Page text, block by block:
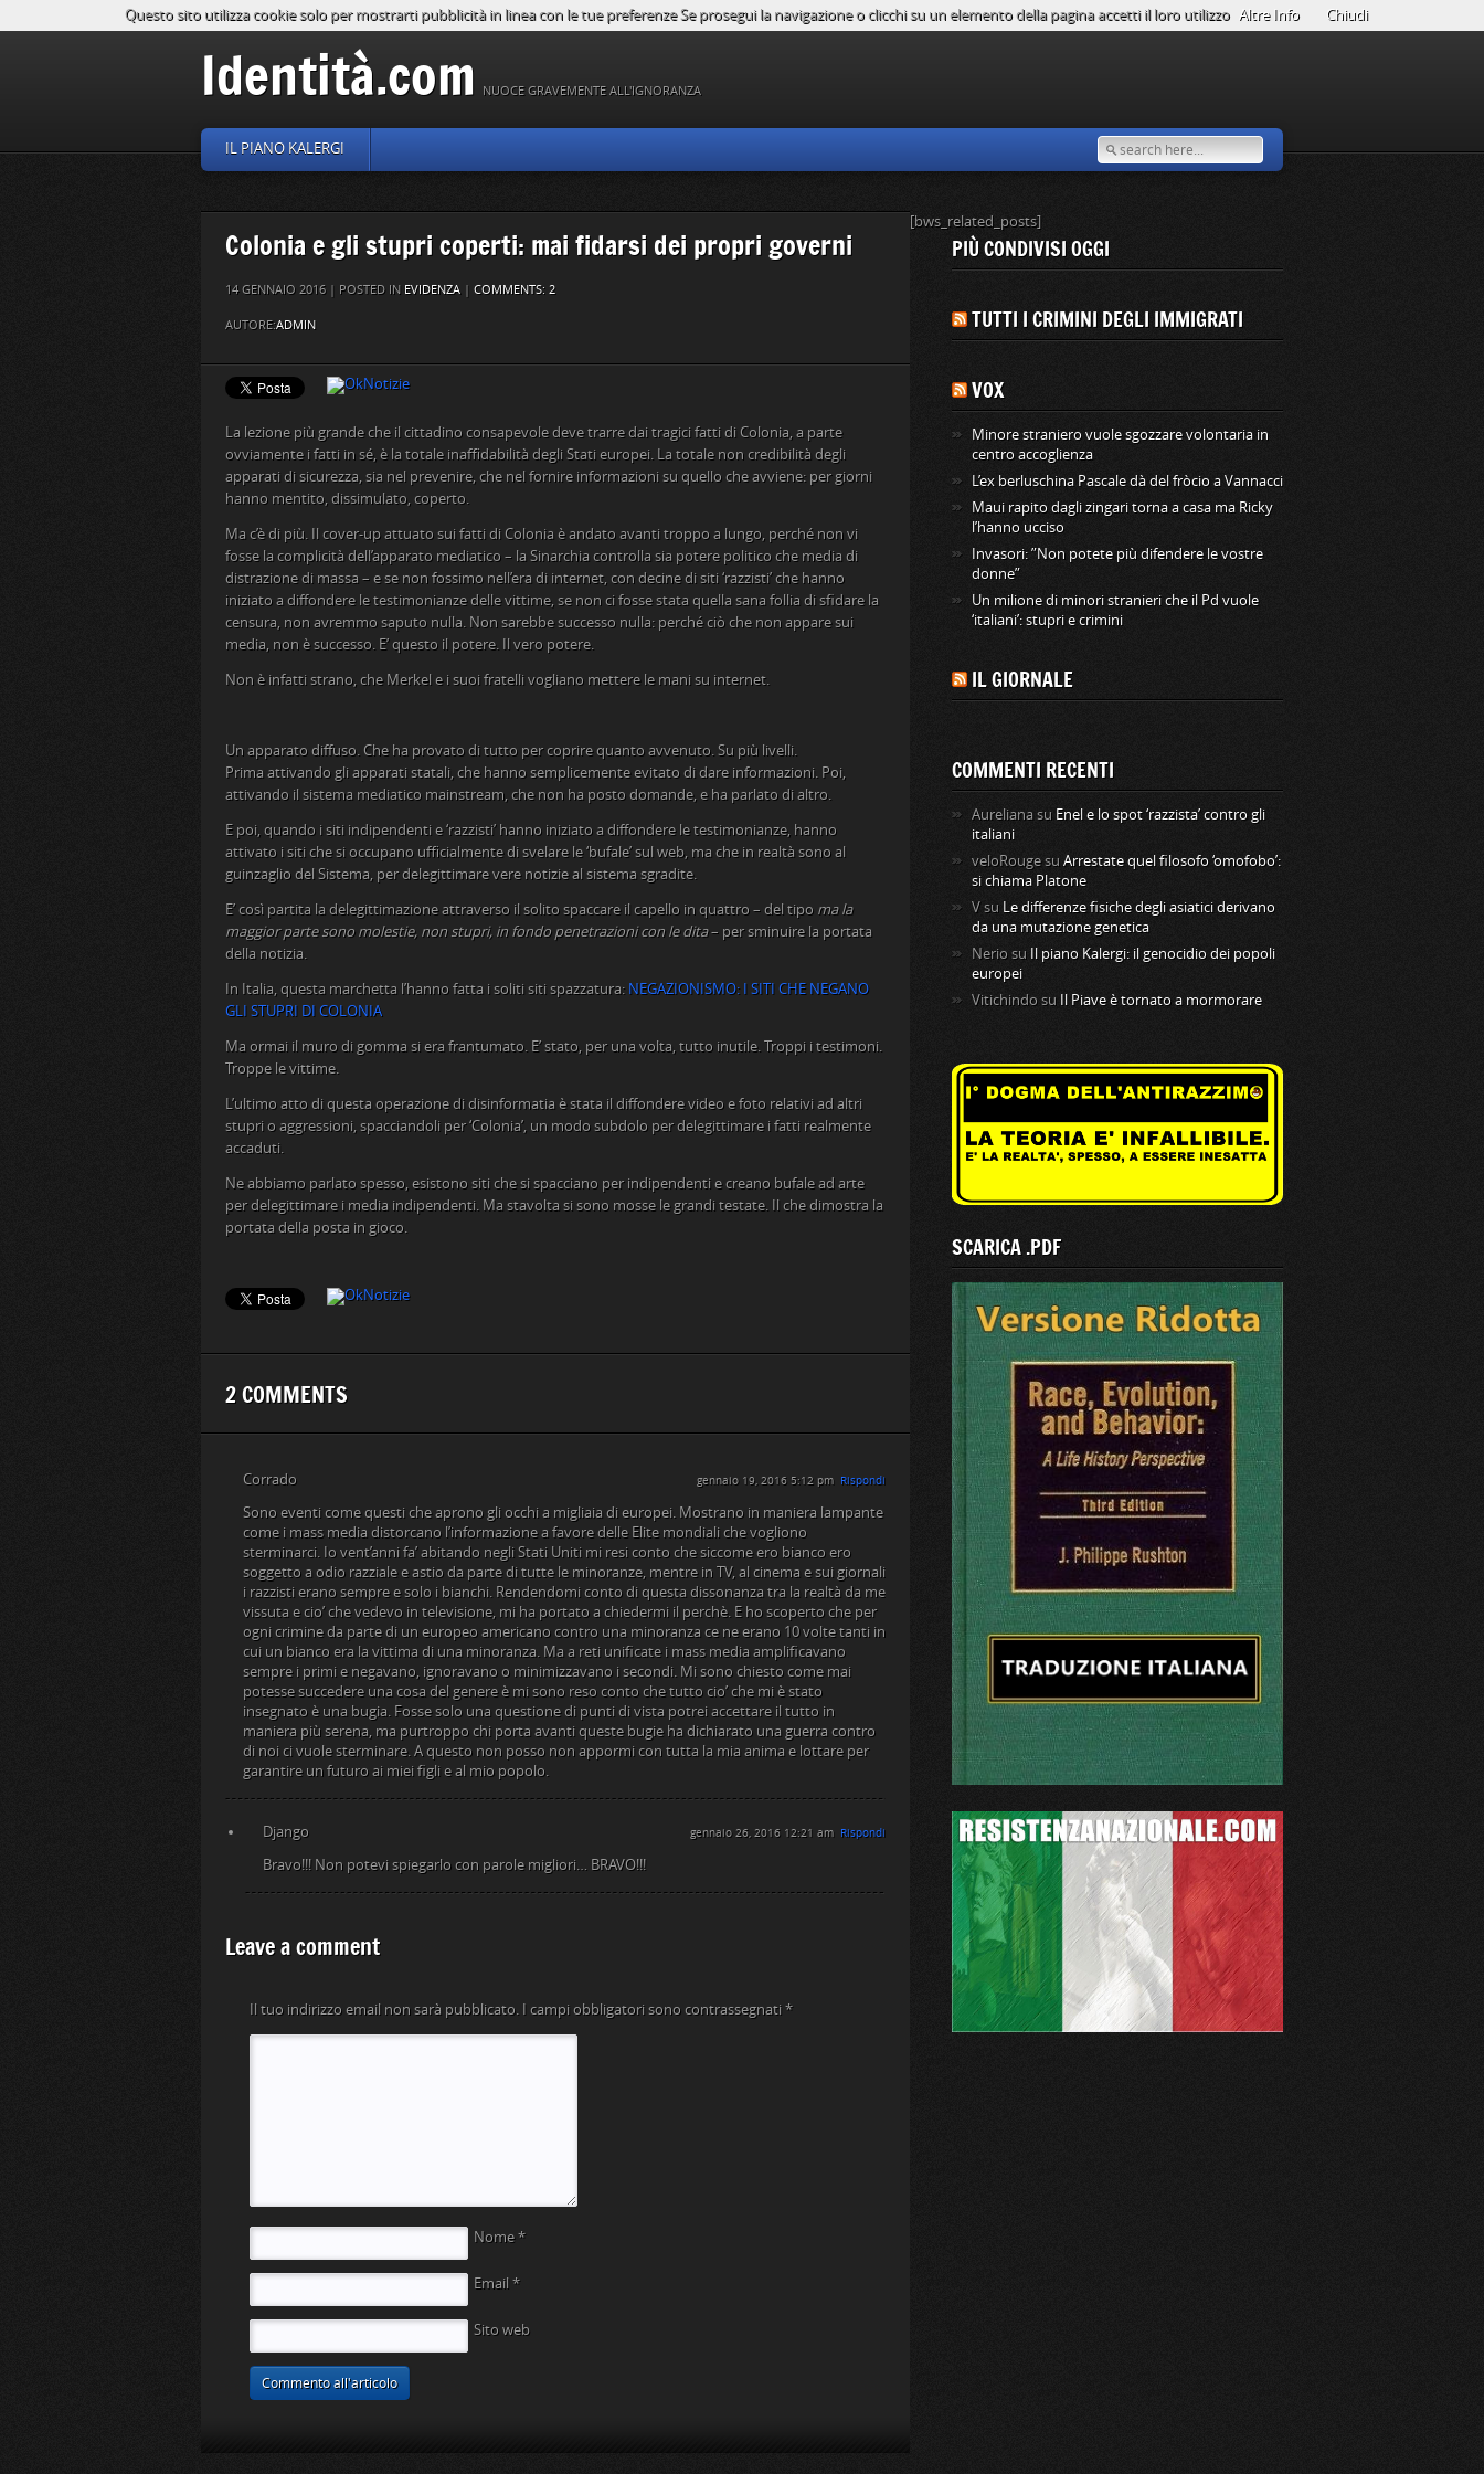
Identità.com NUOCE GRAVEMENTE ALL'IGNORANZA
IL PIANO KALERGI
Colonia e gli stupri coperti: mai fidarsi dei propri governi
14 GENNAIO 2016 | POSTED IN EVIDENZA | COMMENTS: 2
AUTORE:ADMIN
La lezione più grande che il cittadino consapevole deve trarre dai tragici fatti di Colonia, a parte
ovviamente i fatti in sé, è la totale inaffidabilità degli Stati europei. La totale non credibilità degli
apparati di sicurezza, sia nel prevenire, che nel fornire informazioni su quello che avviene: per giorni
hanno mentito, dissimulato, coperto.
Ma c’è di più. Il cover-up attuato sui fatti di Colonia è andato avanti troppo a lungo, perché non vi
fosse la complicità dell’apparato mediatico – la Sinarchia controlla sia potere politico che media di
distrazione di massa – e se non fossimo nell’era di internet, con decine di siti ‘razzisti’ che hanno
iniziato a diffondere le testimonianze delle vittime, se non ci fosse stata quella sana follia di sfidare la
censura, non avremmo saputo nulla. Non sarebbe successo nulla: perché ciò che non appare sui
media, non è successo. E’ questo il potere. Il vero potere.
Non è infatti strano, che Merkel e i suoi fratelli vogliano mettere le mani su internet.
Un apparato diffuso. Che ha provato di tutto per coprire quanto avvenuto. Su più livelli.
Prima attivando gli apparati statali, che hanno semplicemente evitato di dare informazioni. Poi,
attivando il sistema mediatico mainstream, che non ha posto domande, e ha parlato di altro.
E poi, quando i siti indipendenti e ‘razzisti’ hanno iniziato a diffondere le testimonianze, hanno
attivato i siti che si occupano ufficialmente di svelare le ‘bufale’ sul web, ma che in realtà sono al
guinzaglio del Sistema, per delegittimare vere notizie al sistema sgradite.
E’ così partita la delegittimazione attraverso il solito spaccare il capello in quattro – del tipo ma la
maggior parte sono molestie, non stupri, in fondo penetrazioni con le dita– per sminuire la portata
della notizia.
In Italia, questa marchetta l’hanno fatta i soliti siti spazzatura: NEGAZIONISMO: I SITI CHE NEGANO
GLI STUPRI DI COLONIA
Ma ormai il muro di gomma si era frantumato. E’ stato, per una volta, tutto inutile. Troppi i testimoni.
Troppe le vittime.
L’ultimo atto di questa operazione di disinformatia è stata il diffondere video e foto relativi ad altri
stupri o aggressioni, spacciandoli per ‘Colonia’, un modo subdolo per delegittimare i fatti realmente
accaduti.
Ne abbiamo parlato spesso, esistono siti che si spacciano per indipendenti e creano bufale ad arte
per delegittimare i media indipendenti. Ma stavolta si sono mosse le grandi testate. Il che dimostra la
portata della posta in gioco.
2 COMMENTS
Corrado gennaio 19, 2016 5:12 pm Rispondi
Sono eventi come questi che aprono gli occhi a migliaia di europei. Mostrano in maniera lampante
come i mass media distorcano l’informazione a favore delle Elite mondiali che vogliono
sterminarci. Io vent’anni fa’ abitando negli Stati Uniti mi resi conto che siccome ero bianco ero
soggetto a odio razziale e astio da parte di tutte le minoranze, mentre in TV, al cinema e sui giornali
i razzisti erano sempre e solo i bianchi. Rendendomi conto di questa dissonanza tra la realtà da me
vissuta e cio’ che vedevo in televisione, mi ha portato a chiedermi il perchè. E ho scoperto che per
ogni crimine da parte di un europeo americano contro una minoranza ce ne erano 10 volte tanti in
cui un bianco era la vittima di una minoranza. Ma a reti unificate i mass media amplificavano
sempre i primi e negavano, ignoravano o minimizzavano i secondi. Mi sono chiesto come mai
potesse succedere una cosa del genere è mi sono reso conto che tutto cio’ che mi è stato
insegnato è una bugia. Fosse solo una questione di punti di vista potrei accettare il tutto in
maniera più serena, ma purtroppo chi porta avanti queste bugie ha dichiarato una guerra contro
di noi ci vuole sterminare. A questo non posso non appormi con tutta la mia anima e lottare per
garantire un futuro ai miei figli e al mio popolo.
Django gennaio 26, 2016 12:21 am Rispondi
Bravo!!! Non potevi spiegarlo con parole migliori… BRAVO!!!
Leave a comment
Il tuo indirizzo email non sarà pubblicato. I campi obbligatori sono contrassegnati *
Nome *
Email *
Sito web
[bws_related_posts]
PIÙ CONDIVISI OGGI
TUTTI I CRIMINI DEGLI IMMIGRATI
VOX
Minore straniero vuole sgozzare volontaria in
centro accoglienza
L’ex berluschina Pascale dà del fròcio a Vannacci
Maui rapito dagli zingari torna a casa ma Ricky
l’hanno ucciso
Invasori: ”Non potete più difendere le vostre
donne”
Un milione di minori stranieri che il Pd vuole
‘italiani’: stupri e crimini
IL GIORNALE
COMMENTI RECENTI
Aureliana su Enel e lo spot ‘razzista’ contro gli
italiani
veloRouge su Arrestate quel filosofo ‘omofobo’:
si chiama Platone
V su Le differenze fisiche degli asiatici derivano
da una mutazione genetica
Nerio su
Il piano Kalergi: il genocidio dei popoli
europei
Vitichindo su Il Piave è tornato a mormorare
SCARICA .PDF
Questo sito utilizza cookie solo per mostrarti pubblicità in linea con le tue preferenze Se prosegui la navigazione o clicchi su un elemento della pagina accetti il loro utilizzo Altre Info Chiudi